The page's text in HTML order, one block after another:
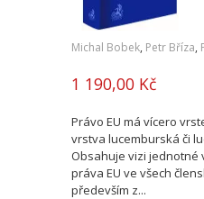
Michal Bobek, Petr Bříza,
1 190,00 Kč
Právo EU má vícero
vrstva lucemburská či
Obsahuje vizi jednotné
práva EU ve všech
především z...